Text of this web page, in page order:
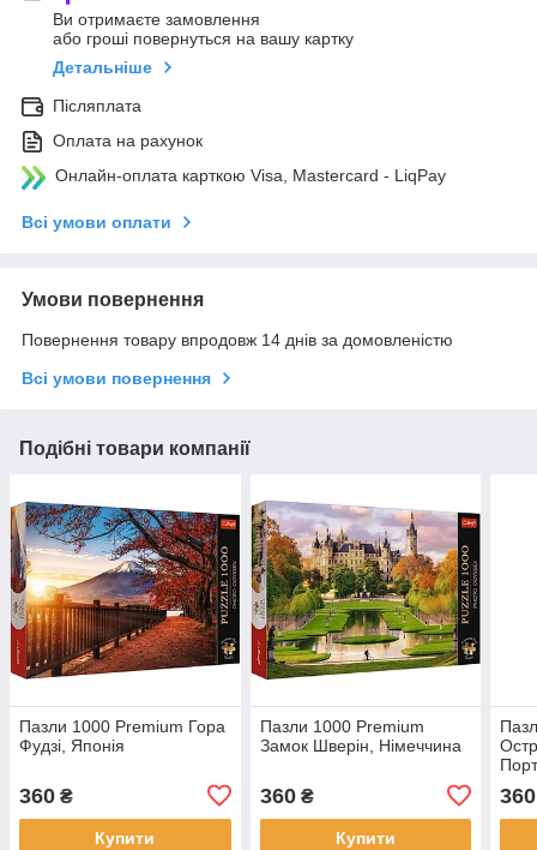
Ви отримаєте замовлення
або гроші повернуться на вашу картку
Детальніше
Післяплата
Оплата на рахунок
Онлайн-оплата карткою Visa, Mastercard - LiqPay
Всі умови оплати
Умови повернення
Повернення товару впродовж 14 днів за домовленістю
Всі умови повернення
Подібні товари компанії
Пазли 1000 Premium Гора
Фудзі, Японія
360 ₴
Купити
Пазли 1000 Premium
Замок Шверін, Німеччина
360₴
Купити
360